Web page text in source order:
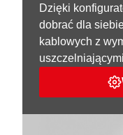
Dzięki
dobrać dla
kablowych z